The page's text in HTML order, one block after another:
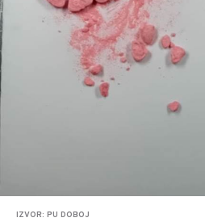
IZVOR: PU DOBOJ